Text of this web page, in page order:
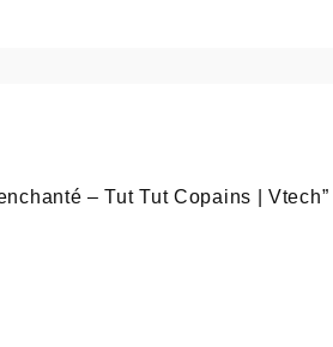
– Tut Tut Copains | Vtech”